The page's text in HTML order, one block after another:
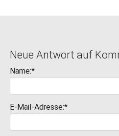
Neue Antwort auf
Name:*
E-Mail-Adresse:*